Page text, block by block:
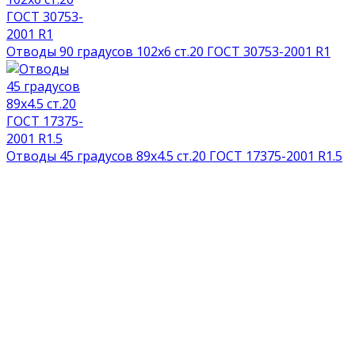
Отводы 90 градусов 102х6 ст.20 ГОСТ 30753-2001 R1
Отводы 45 градусов 89х4.5 ст.20 ГОСТ 17375-2001 R1.5